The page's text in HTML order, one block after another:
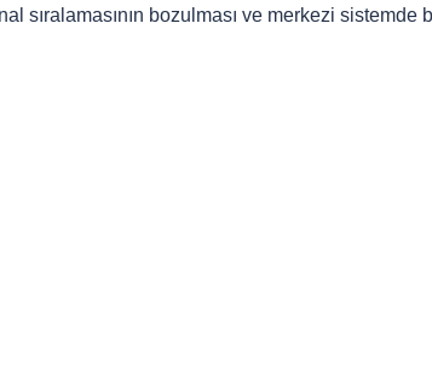
sıralamasının bozulması ve merkezi sistemde